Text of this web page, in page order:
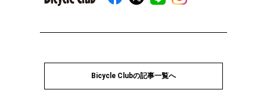
Bicycle Clubの記事一覧へ